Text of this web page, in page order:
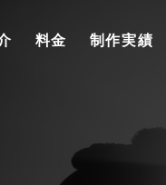
料金 制作実績